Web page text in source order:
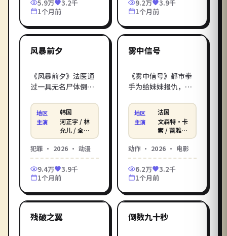
无广告免费高清在线
观看。
5.9万
3.2千
1个月前
电影，无广告免费高
清在线观看。
9.2万
3.9千
1个月前
最新
风暴前夕
《风暴前夕》法医通
过一具无名尸体倒推
犯罪网。2026年韩国
口碑犯罪动漫，姜帝
圭与河正宇、林允儿
联袂打造。立即进入
影库电影在线观看_在
线观看电影，HD 高清
画质免费畅享、无广
告流畅播放。
地区 韩国
主演
河正宇 / 林
允儿 / 全度
妍 等
犯罪 · 2026 · 动漫
9.4万
3.9千
1个月前
最新
雾中信号
《雾中信号》都市拳
手为给妹妹报仇，孤
场，每一拳都通向真
相。2026年法国口碑
动作电影，弗朗索瓦
·欧容与文森特·卡
索、蕾雅·赛杜联袂
打造。立即进入影库
电影在线观看_在线观
看电影，HD 高清画质
免费畅享、无广告流
畅播放。
地区 法国
主演
文森特·卡
索 / 蕾雅·
赛杜 / 伊莎
贝尔·于佩
尔 等
动作· 2026 · 电影
6.2万
3.2千
1个月前
最新
残破之翼 最新
倒数九十秒